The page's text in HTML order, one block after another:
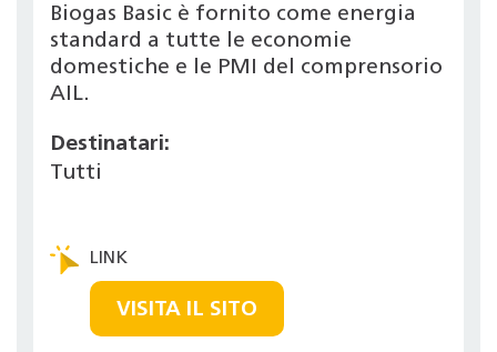
Biogas Basic è fornito come energia
standard a tutte le economie
domestiche e le PMI del comprensorio
AIL.
Destinatari:
Tutti
VISITA IL SITO